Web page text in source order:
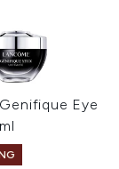
Eye